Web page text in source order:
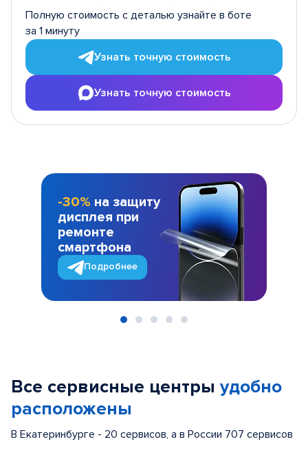
Полную стоимость с деталью узнайте в боте
за 1 минуту
Узнать точную стоимость
Узнать точную стоимость
-30% на защиту
дисплея при
ремонте
смартфона
Подробнее
Все сервисные центры удобно
расположены
В Екатеринбурге - 20 сервисов, а в России 707 сервисов